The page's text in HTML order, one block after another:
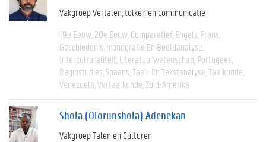
Vakgroep Vertalen, tolken en communicatie
19e Eeuw 20e Eeuw Comparatief Engels Frans
Geschiedenis Iconografie En Beeldanalyse
Interculturaliteit Literatuurwetenschap Portugees
Regiostudies Spaans Taal- En Tekstanalyse Taalkunde
Venezuela Vertaalkunde Zuid-Amerika
Shola (Olorunshola) Adenekan
Vakgroep Talen en Culturen